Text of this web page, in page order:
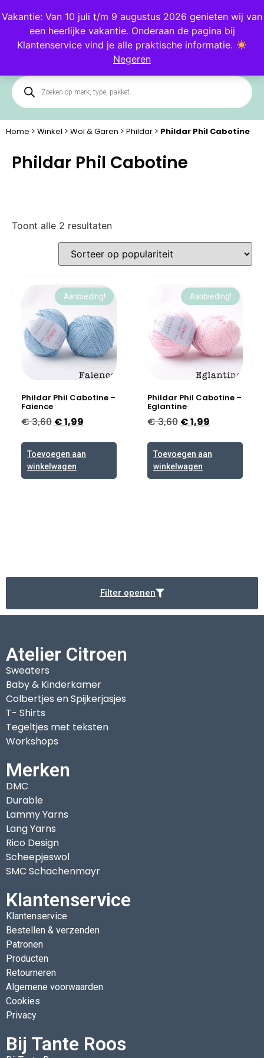
Vakantie: Van 10 juli t/m 9 augustus 2026 genieten wij van
een heerlijke vakantie. Onderaan de pagina bij
Klantenservice vind je alle praktische informatie.
Negeren
BlogKlantenservice
Home > Winkel > Wol & Garen > Phildar > Phildar Phil Cabotine
Phildar Phil Cabotine
Toont alle 2 resultaten
Aanbieding!
Phildar Phil Cabotine –
Faience
€3,60 €1,99
Toevoegen aan
winkelwagen
Aanbieding!
Phildar Phil Cabotine –
Eglantine
€3,60 €1,99
Toevoegen aan
winkelwagen
Filter openen
Atelier Citroen
Sweaters
Baby & Kinderkamer
Colbertjes en Spijkerjasjes
T- Shirts
Tegeltjes met teksten
Workshops
Merken
DMC
Durable
Lammy Yarns
Lang Yarns
Rico Design
Scheepjeswol
SMC Schachenmayr
Klantenservice
Klantenservice
Bestellen & verzenden
Patronen
Producten
Retourneren
Algemene voorwaarden
Cookies
Privacy
Bij Tante Roos